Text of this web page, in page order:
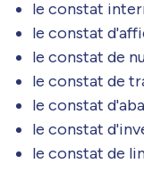
le constat
le constat
le constat de
le constat de
le constat
le constat
le constat de